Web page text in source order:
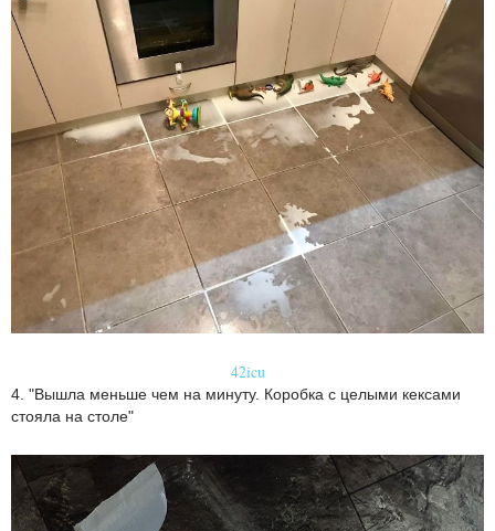
42icu
4. "Вышла меньше чем на минуту. Коробка с целыми кексами
стояла на столе"